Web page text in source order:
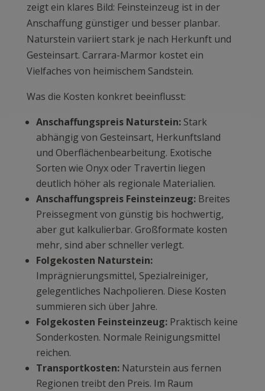
zeigt ein klares Bild: Feinsteinzeug ist in der
Anschaffung günstiger und besser planbar.
Naturstein variiert stark je nach Herkunft und
Gesteinsart. Carrara-Marmor kostet ein
Vielfaches von heimischem Sandstein.
Was die Kosten konkret beeinflusst:
Anschaffungspreis Naturstein:Stark
abhängig von Gesteinsart, Herkunftsland
und Oberflächenbearbeitung. Exotische
Sorten wie Onyx oder Travertin liegen
deutlich höher als regionale Materialien.
Anschaffungspreis Feinsteinzeug:Breites
Preissegment von günstig bis hochwertig,
aber gut kalkulierbar. Großformate kosten
mehr, sind aber schneller verlegt.
Folgekosten Naturstein:
Imprägnierungsmittel, Spezialreiniger,
gelegentliches Nachpolieren. Diese Kosten
summieren sich über Jahre.
Folgekosten Feinsteinzeug:Praktisch keine
Sonderkosten. Normale Reinigungsmittel
reichen.
Transportkosten:Naturstein aus fernen
Regionen treibt den Preis. Im Raum